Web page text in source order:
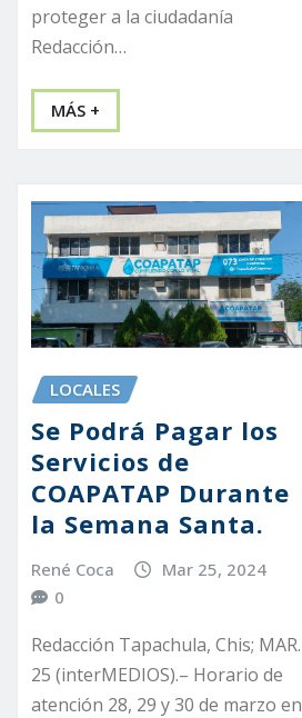
proteger a la ciudadanía
Redacción…
MÁS +
LOCALES
Se Podrá Pagar los
Servicios de
COAPATAP Durante
la Semana Santa.
René Coca
Mar 25, 2024
0
Redacción Tapachula, Chis; MAR.
25 (interMEDIOS).– Horario de
atención 28, 29 y 30 de marzo en